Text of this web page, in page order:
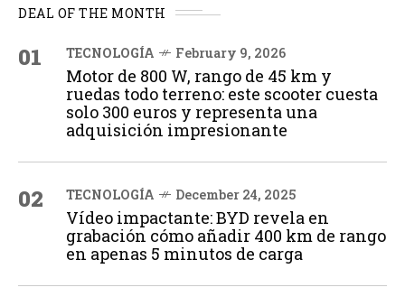
DEAL OF THE MONTH
01 TECNOLOGÍA February 9, 2026
Motor de 800 W, rango de 45 km y
ruedas todo terreno: este scooter cuesta
solo 300 euros y representa una
adquisición impresionante
02 TECNOLOGÍA December 24, 2025
Vídeo impactante: BYD revela en
grabación cómo añadir 400 km de rango
en apenas 5 minutos de carga